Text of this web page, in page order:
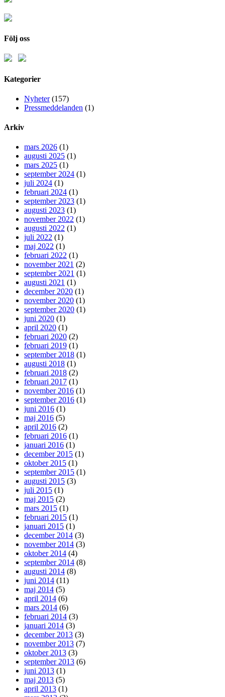
Följ oss
Kategorier
Nyheter(157)
Pressmeddelanden (1)
Arkiv
mars 2026 (1)
augusti 2025 (1)
mars 2025 (1)
september 2024 (1)
juli 2024 (1)
februari 2024 (1)
september 2023 (1)
augusti 2023 (1)
november 2022 (1)
augusti 2022 (1)
juli 2022 (1)
maj 2022 (1)
februari 2022 (1)
november 2021 (2)
september 2021 (1)
augusti 2021 (1)
december 2020 (1)
november 2020 (1)
september 2020 (1)
juni 2020 (1)
april 2020 (1)
februari 2020 (2)
februari 2019 (1)
september 2018 (1)
augusti 2018 (1)
februari 2018 (2)
februari 2017 (1)
november 2016 (1)
september 2016 (1)
juni 2016 (1)
maj 2016 (5)
april 2016 (2)
februari 2016 (1)
januari 2016 (1)
december 2015 (1)
oktober 2015 (1)
september 2015 (1)
augusti 2015 (3)
juli 2015 (1)
maj 2015 (2)
mars 2015 (1)
februari 2015 (1)
januari 2015 (1)
december 2014 (3)
november 2014 (3)
oktober 2014 (4)
september 2014 (8)
augusti 2014 (8)
juni 2014 (11)
maj 2014 (5)
april 2014 (6)
mars 2014 (6)
februari 2014 (3)
januari 2014 (3)
december 2013 (3)
november 2013 (7)
oktober 2013 (3)
september 2013 (6)
juni 2013 (1)
maj 2013 (5)
april 2013 (1)